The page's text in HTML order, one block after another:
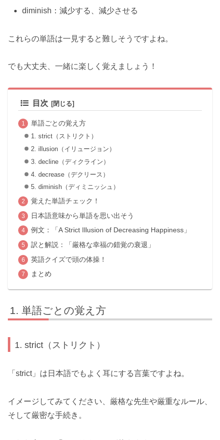
diminish：減少する、減少させる
これらの単語は一見すると難しそうですよね。
でも大丈夫、一緒に楽しく覚えましょう！
目次
単語ごとの覚え方
1. strict（ストリクト）
2. illusion（イリュージョン）
3. decline（ディクライン）
4. decrease（デクリース）
5. diminish（ディミニッシュ）
覚えた単語チェック！
日本語意味から単語を思い出そう
例文：「A Strict Illusion of Decreasing Happiness」
訳と解説：「厳格な幸福の錯覚の衰退」
英語クイズで頭の体操！
まとめ
単語ごとの覚え方
1. strict（ストリクト）
「strict」は日本語でもよく耳にする言葉ですよね。
イメージしてみてください、厳格な先生や厳重なルール、
そして厳密な手続き。